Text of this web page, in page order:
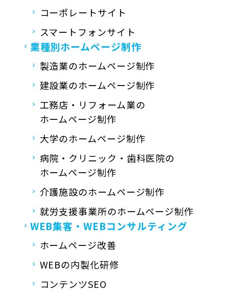
コーポレートサイト
スマートフォンサイト
業種別ホームページ制作
製造業のホームページ制作
建設業のホームページ制作
工務店・リフォーム業の
ホームページ制作
大学のホームページ制作
病院・クリニック・歯科医院の
ホームページ制作
介護施設のホームページ制作
就労支援事業所のホームページ制作
WEB集客・WEBコンサルティング
ホームページ改善
WEBの内製化研修
コンテンツSEO